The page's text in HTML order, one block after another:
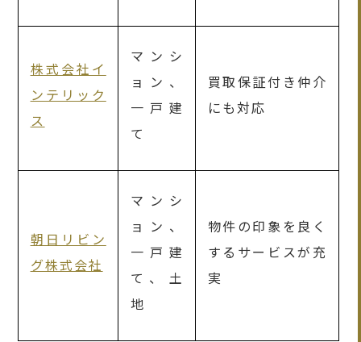
株式会社イ
ンテリック
ス
マンシ
ョン、
一戸建
て
買取保証付き仲介
にも対応
朝日リビン
グ株式会社
マンシ
ョン、
一戸建
て、土
地
物件の印象を良く
するサービスが充
実